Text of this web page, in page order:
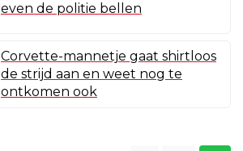
even de politie bellen
Corvette-mannetje gaat shirtloos
de strijd aan en weet nog te
ontkomen ook